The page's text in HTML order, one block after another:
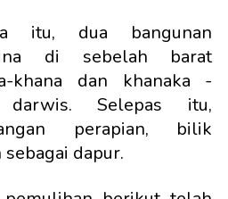
itu, dua bangunan
di sebelah barat
khana dan khanaka -
Selepas itu,
perapian, bilik
dapur.